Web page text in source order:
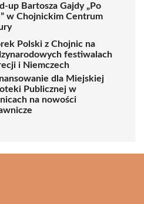
up Bartosza Gajdy „Po
w Chojnickim Centrum
Polski z Chojnic na
festiwalach
i Niemczech
dla Miejskiej
Publicznej w
na nowości